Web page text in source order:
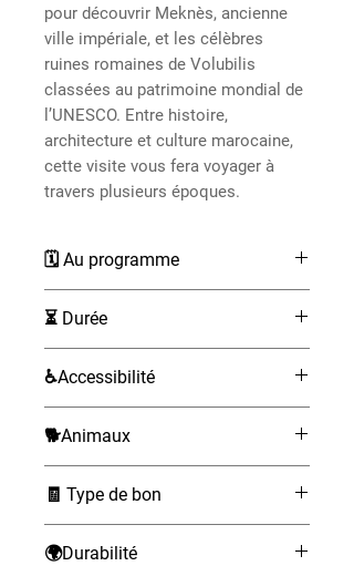
pour découvrir Meknès, ancienne
ville impériale, et les célèbres
ruines romaines de Volubilis
classées au patrimoine mondial de
l’UNESCO. Entre histoire,
architecture et culture marocaine,
cette visite vous fera voyager à
travers plusieurs époques.
🗓 Au programme
hébergement ou à l’aéroport de
Casablanca.
Trajet d’environ 2 h 30 en
véhicule privé vers Meknès.
Découverte du souk coloré de
Meknès, idéal pour observer
l’artisanat local et négocier
Visite de Bab Mansour, l’une
⏳ Durée
♿Accessibilité
(avec accompagnateur, à indiquer
lors de la réservation).
🐕Animaux
🧾 Type de bon
🌍Durabilité